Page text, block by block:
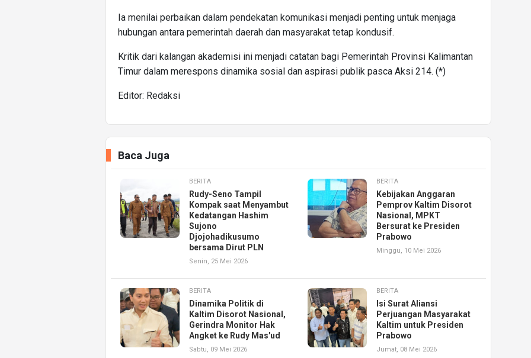
Ia menilai perbaikan dalam pendekatan komunikasi menjadi penting untuk menjaga
hubungan antara pemerintah daerah dan masyarakat tetap kondusif.
Kritik dari kalangan akademisi ini menjadi catatan bagi Pemerintah Provinsi Kalimantan
Timur dalam merespons dinamika sosial dan aspirasi publik pasca Aksi 214. (*)
Editor: Redaksi
Baca Juga
BERITA
Rudy-Seno Tampil
Kompak saat Menyambut
Kedatangan Hashim
Sujono
Djojohadikusumo
bersama Dirut PLN
Senin, 25 Mei 2026
BERITA
Kebijakan Anggaran
Pemprov Kaltim Disorot
Nasional, MPKT
Bersurat ke Presiden
Prabowo
Minggu, 10 Mei 2026
BERITA
Dinamika Politik di
Kaltim Disorot Nasional,
Gerindra Monitor Hak
Angket ke Rudy Mas'ud
Sabtu, 09 Mei 2026
BERITA
Isi Surat Aliansi
Perjuangan Masyarakat
Kaltim untuk Presiden
Prabowo
Jumat, 08 Mei 2026